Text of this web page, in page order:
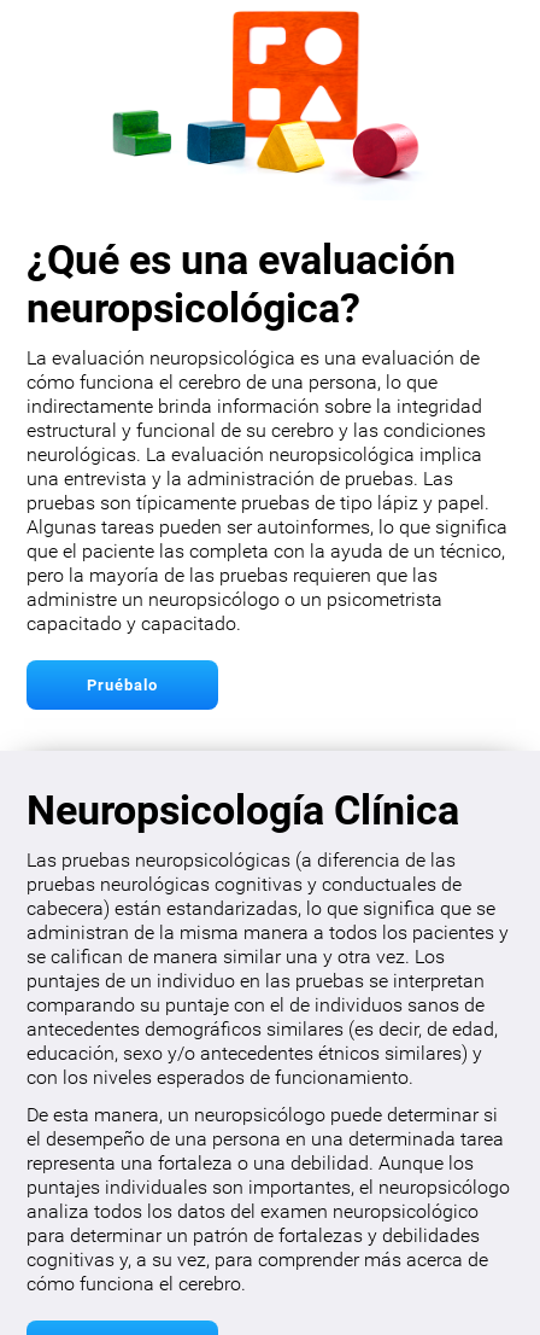
¿Qué es una evaluación
neuropsicológica?
La evaluación neuropsicológica es una evaluación de
cómo funciona el cerebro de una persona, lo que
indirectamente brinda información sobre la integridad
estructural y funcional de su cerebro y las condiciones
neurológicas. La evaluación neuropsicológica implica
una entrevista y la administración de pruebas. Las
pruebas son típicamente pruebas de tipo lápiz y papel.
Algunas tareas pueden ser autoinformes, lo que significa
que el paciente las completa con la ayuda de un técnico,
pero la mayoría de las pruebas requieren que las
administre un neuropsicólogo o un psicometrista
capacitado y capacitado.
Pruébalo
Neuropsicología Clínica
Las pruebas neuropsicológicas (a diferencia de las
pruebas neurológicas cognitivas y conductuales de
cabecera) están estandarizadas, lo que significa que se
administran de la misma manera a todos los pacientes y
se califican de manera similar una y otra vez. Los
puntajes de un individuo en las pruebas se interpretan
comparando su puntaje con el de individuos sanos de
antecedentes demográficos similares (es decir, de edad,
educación, sexo y/o antecedentes étnicos similares) y
con los niveles esperados de funcionamiento.
De esta manera, un neuropsicólogo puede determinar si
el desempeño de una persona en una determinada tarea
representa una fortaleza o una debilidad. Aunque los
puntajes individuales son importantes, el neuropsicólogo
analiza todos los datos del examen neuropsicológico
para determinar un patrón de fortalezas y debilidades
cognitivas y, a su vez, para comprender más acerca de
cómo funciona el cerebro.